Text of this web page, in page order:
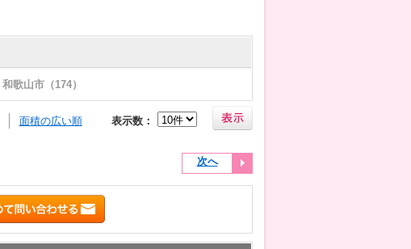
和歌山市（174）
面積の広い順 表示数：
次へ